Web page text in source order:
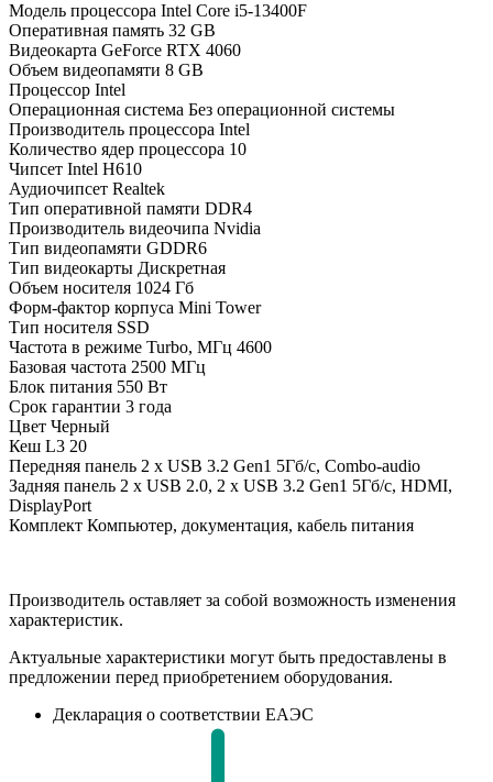
Модель процессора Intel Core i5-13400F
Оперативная память 32 GB
Видеокарта GeForce RTX 4060
Объем видеопамяти 8 GB
Процессор Intel
Операционная система Без операционной системы
Производитель процессора Intel
Количество ядер процессора 10
Чипсет Intel H610
Аудиочипсет Realtek
Тип оперативной памяти DDR4
Производитель видеочипа Nvidia
Тип видеопамяти GDDR6
Тип видеокарты Дискретная
Объем носителя 1024 Гб
Форм-фактор корпуса Mini Tower
Тип носителя SSD
Частота в режиме Turbo, МГц 4600
Базовая частота 2500 МГц
Блок питания 550 Вт
Срок гарантии 3 года
Цвет Черный
Кеш L3 20
Передняя панель 2 x USB 3.2 Gen1 5Гб/с, Combo-audio
Задняя панель 2 x USB 2.0, 2 x USB 3.2 Gen1 5Гб/с, HDMI,
DisplayPort
Комплект Компьютер, документация, кабель питания
Производитель оставляет за собой возможность изменения
характеристик.
Актуальные характеристики могут быть предоставлены в
предложении перед приобретением оборудования.
Декларация о соответствии ЕАЭС